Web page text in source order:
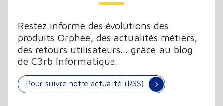
Restez informé des évolutions des
produits Orphée, des actualités métiers,
des retours utilisateurs... grâce au blog
de C3rb Informatique.
Pour suivre notre actualité (RSS)